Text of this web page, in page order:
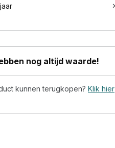
nog altijd waarde!
kunnen terugkopen? Klik hier